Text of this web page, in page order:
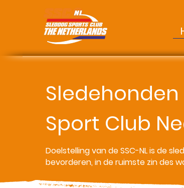
Sledehonden
Sport Club
Doelstelling van de SSC-NL is de
bevorderen, in de ruimste zin des